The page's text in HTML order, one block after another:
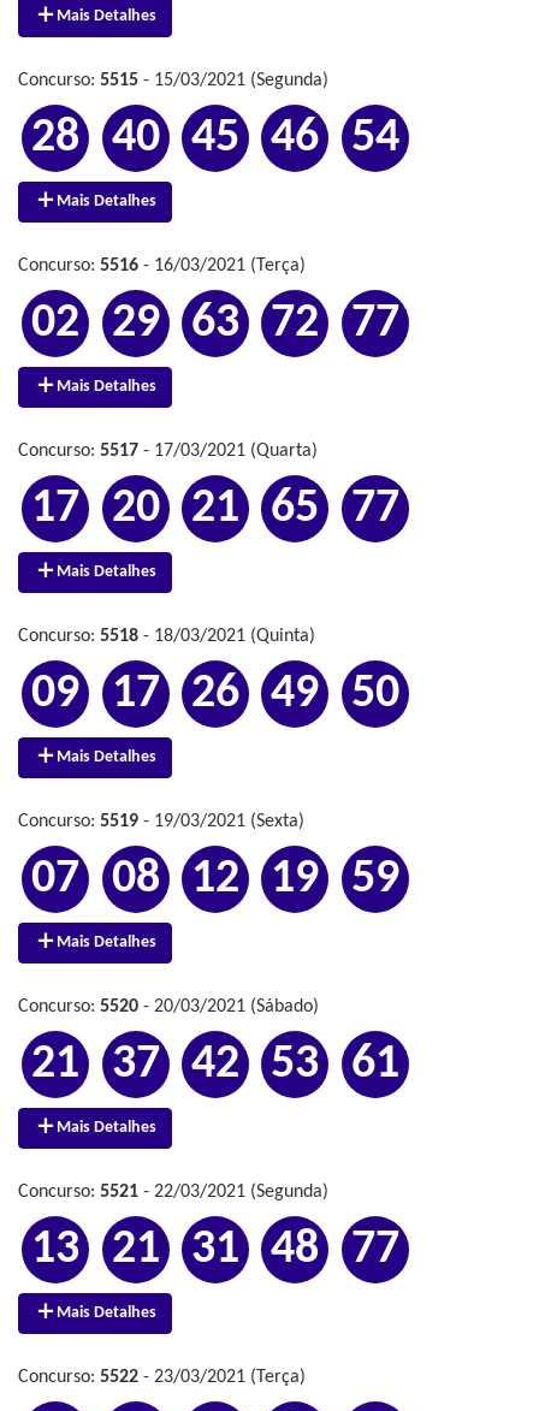
Mais Detalhes
Concurso: 5515 - 15/03/2021 (Segunda)
28 40 45 46 54
Mais Detalhes
Concurso: 5516 - 16/03/2021 (Terça)
02 29 63 72 77
Mais Detalhes
Concurso: 5517 - 17/03/2021 (Quarta)
17 20 21 65 77
Mais Detalhes
Concurso: 5518 - 18/03/2021 (Quinta)
09 17 26 49 50
Mais Detalhes
Concurso: 5519 - 19/03/2021 (Sexta)
07 08 12 19 59
Mais Detalhes
Concurso: 5520 - 20/03/2021 (Sábado)
21 37 42 53 61
Mais Detalhes
Concurso: 5521 - 22/03/2021 (Segunda)
13 21 31 48 77
Mais Detalhes
Concurso: 5522 - 23/03/2021 (Terça)